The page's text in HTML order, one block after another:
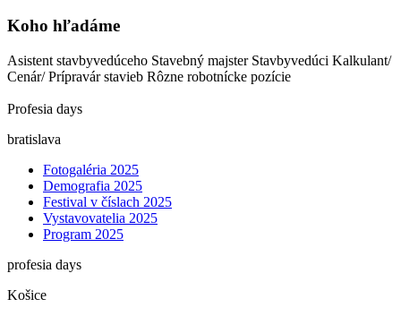
Koho hľadáme
Asistent stavbyvedúceho Stavebný majster Stavbyvedúci Kalkulant/
Cenár/ Prípravár stavieb Rôzne robotnícke pozície
Profesia days
bratislava
Fotogaléria 2025
Demografia 2025
Festival v číslach 2025
Vystavovatelia 2025
Program 2025
profesia days
Košice